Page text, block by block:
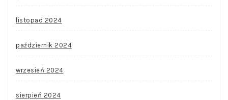
listopad 2024
październik 2024
wrzesień 2024
sierpień 2024